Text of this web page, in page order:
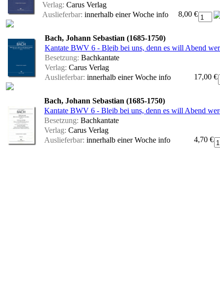
Verlag: Carus Verlag
Auslieferbar: innerhalb einer Woche info 8,00 €
Bach, Johann Sebastian (1685-1750)
Kantate BWV 6 - Bleib bei uns, denn es will Abend
Besetzung: Bachkantate
Verlag: Carus Verlag
Auslieferbar: innerhalb einer Woche info 17,00 €
Bach, Johann Sebastian (1685-1750)
Kantate BWV 6 - Bleib bei uns, denn es will Abend
Besetzung: Bachkantate
Verlag: Carus Verlag
Auslieferbar: innerhalb einer Woche info 4,70 €